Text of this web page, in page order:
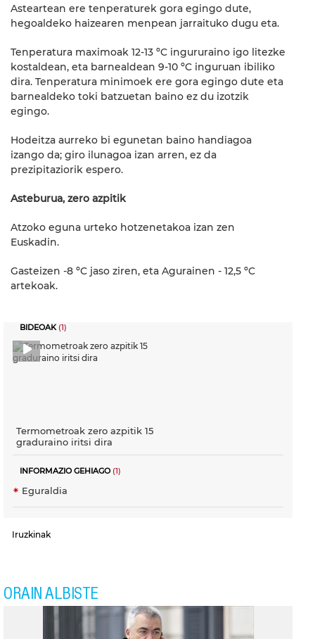
Asteartean ere tenperaturek gora egingo dute,
hegoaldeko haizearen menpean jarraituko dugu eta.
Tenperatura maximoak 12-13 ºC ingururaino igo litezke
kostaldean, eta barnealdean 9-10 ºC inguruan ibiliko
dira. Tenperatura minimoek ere gora egingo dute eta
barnealdeko toki batzuetan baino ez du izotzik
egingo.
Hodeitza aurreko bi egunetan baino handiagoa
izango da; giro ilunagoa izan arren, ez da
prezipitaziorik espero.
Asteburua, zero azpitik
Atzoko eguna urteko hotzenetakoa izan zen
Euskadin.
Gasteizen -8 ºC jaso ziren, eta Agurainen - 12,5 ºC
artekoak.
BIDEOAK(1)
Termometroak zero azpitik 15
graduraino iritsi dira
INFORMAZIO GEHIAGO(1)
Eguraldia
Iruzkinak
ORAIN ALBISTE